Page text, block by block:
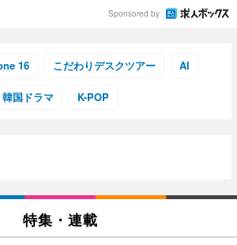
Sponsored by
16 こだわりデスクツアー AI
韓国ドラマ K-POP
特集・連載